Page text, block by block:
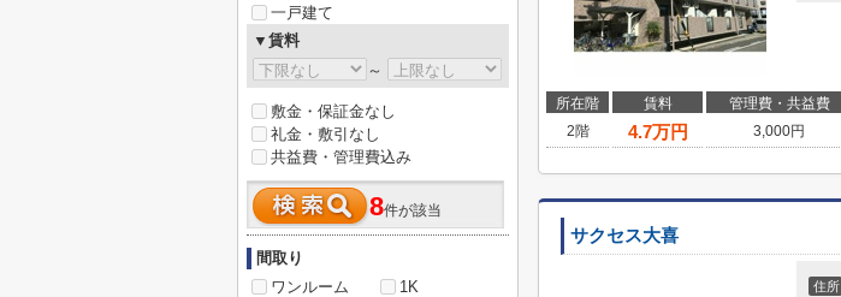
所在階 賃料 管理費・共益費
2階
4.7万円 3,000円
サクセス大喜
住所
一戸建て
▼賃料
～
敷金・保証金なし
礼金・敷引なし
共益費・管理費込み
8件が該当
間取り
ワンルーム
1K